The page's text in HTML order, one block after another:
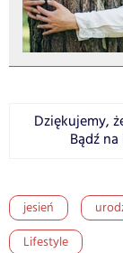
Dziękujemy,
Bądź
jesień
Lifestyle